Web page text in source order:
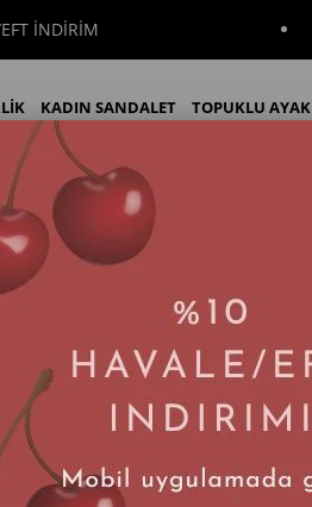
KADIN SANDALET TOPUKLU
KADIN BOT
Günlük Kadın Ayakkabı
Elora Mint
Tahmini Teslim
$11.40